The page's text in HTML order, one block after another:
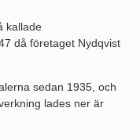
kallade
då företaget Nydqvist
sedan 1935, och
lades ner är